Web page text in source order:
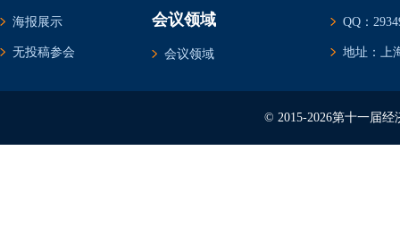
海报展示
无投稿参会
会议领域
会议领域
QQ：
地址：上
© 2015-2026第十一届